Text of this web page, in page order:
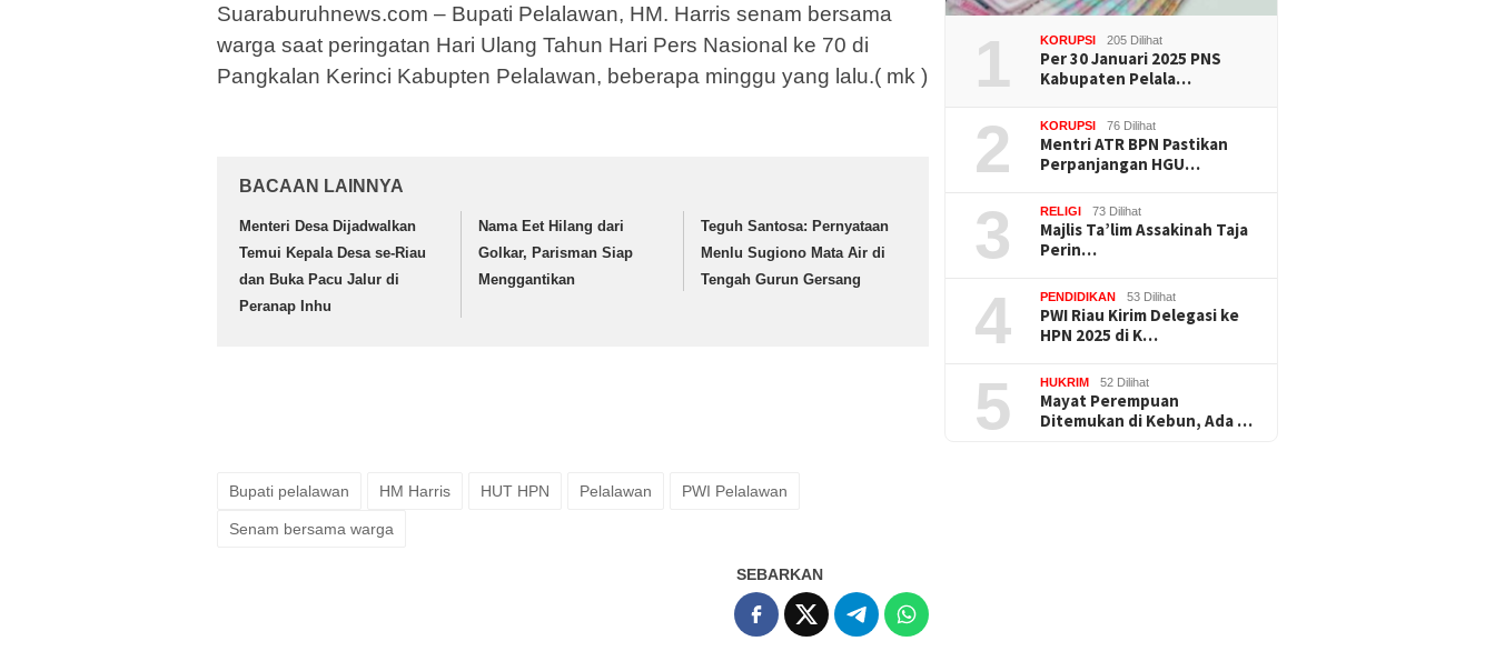
Suaraburuhnews.com – Bupati Pelalawan, HM. Harris senam bersama
warga saat peringatan Hari Ulang Tahun Hari Pers Nasional ke 70 di
Pangkalan Kerinci Kabupten Pelalawan, beberapa minggu yang lalu.( mk )
BACAAN LAINNYA
Menteri Desa Dijadwalkan
Temui Kepala Desa se-Riau
dan Buka Pacu Jalur di
Peranap Inhu
Nama Eet Hilang dari
Golkar, Parisman Siap
Menggantikan
Teguh Santosa: Pernyataan
Menlu Sugiono Mata Air di
Tengah Gurun Gersang
Bupati pelalawan HM Harris HUT HPN Pelalawan PWI Pelalawan
Senam bersama warga
SEBARKAN
1 KORUPSI 205 Dilihat
Per 30 Januari 2025 PNS
Kabupaten Pelala…
2 KORUPSI 76 Dilihat
Mentri ATR BPN Pastikan
Perpanjangan HGU…
3 RELIGI 73 Dilihat
Majlis Ta’lim Assakinah Taja
Perin…
4 PENDIDIKAN 53 Dilihat
PWI Riau Kirim Delegasi ke
HPN 2025 di K…
5 HUKRIM 52 Dilihat
Mayat Perempuan
Ditemukan di Kebun, Ada …